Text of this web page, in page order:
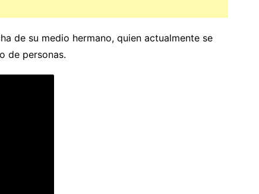
de su medio hermano, quien actualmente se
de personas.